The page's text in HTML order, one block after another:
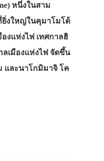
หนึ่งในสาม
ยิ่งใหญ่ในคุมาโมโต้
งแห่งไฟ เทศกาลฮิ
เมืองแห่งไฟ จัดขึ้น
และนาโกมิมาจิ โค